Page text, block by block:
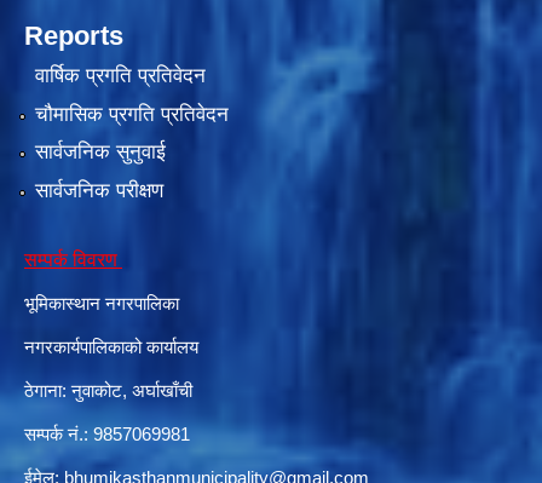
Reports
वार्षिक प्रगति प्रतिवेदन
चौमासिक प्रगति प्रतिवेदन
सार्वजनिक सुनुवाई
सार्वजनिक परीक्षण
सम्पर्क विवरण
भूमिकास्थान नगरपालिका
नगरकार्यपालिकाको कार्यालय
ठेगाना: नुवाकोट, अर्घाखाँची
सम्पर्क नं.: 9857069981
ईमेल: bhumikasthanmunicipality@gmail.com